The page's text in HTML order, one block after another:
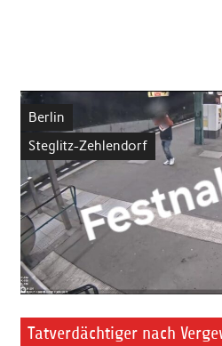
Berlin
Steglitz-Zehlendorf
Tatverdächtiger nach